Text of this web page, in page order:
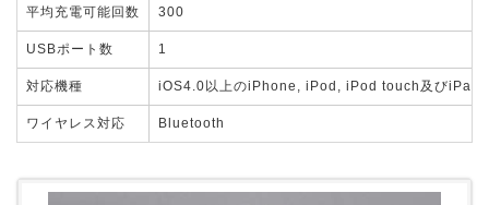
平均充電可能回数 300
USBポート数 1
対応機種 iOS4.0以上のiPhone, iPod, iPod touch及びiPad
ワイヤレス対応 Bluetooth